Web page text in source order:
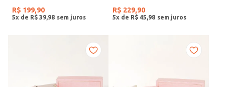
R$ 199,90
5x de R$ 39 98
R$ 229,90
5x de R$ 45 98